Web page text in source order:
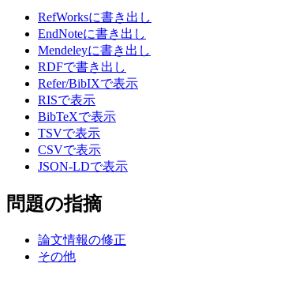
RefWorksに書き出し
EndNoteに書き出し
Mendeleyに書き出し
RDFで書き出し
Refer/BibIXで表示
RISで表示
BibTeXで表示
TSVで表示
CSVで表示
JSON-LDで表示
問題の指摘
論文情報の修正
その他